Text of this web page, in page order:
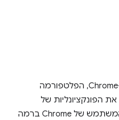
מאז ההשקה של תוספים ל-Chrome, הפלטפורמה
הפונקציונליות של
התוספים ישירות בממשק המשתמש של Chrome ברמה